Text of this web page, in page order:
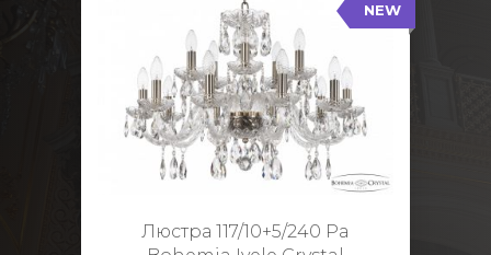
NEW
Люстра 117/10+5/240 Pa
Тип: Стеклянный рожок
Цвет арматуры: Патина/
Кол-во ламп: 15
Диаметр: 70 см